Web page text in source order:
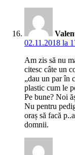
02.11.2018 la
Am zis să nu
citesc câte un
„dau un par în
plastic cum le
Pe bune? Noi
Nu pentru
oraș să facă
domnii.